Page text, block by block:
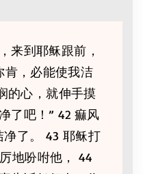
来到耶稣跟前，
肯，必能使我洁
的心，就伸手摸
了吧！” 42 痲风
了。 43 耶稣打
地吩咐他， 44